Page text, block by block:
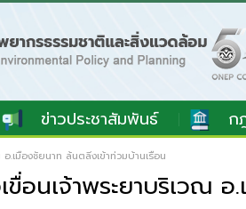
ข่าวประชาสัมพันธ์ ก
.เมืองชัยนาท ล้นตลิ่งเข้าท่วมบ้านเรือน
อนเจ้าพระยาบริเวณ